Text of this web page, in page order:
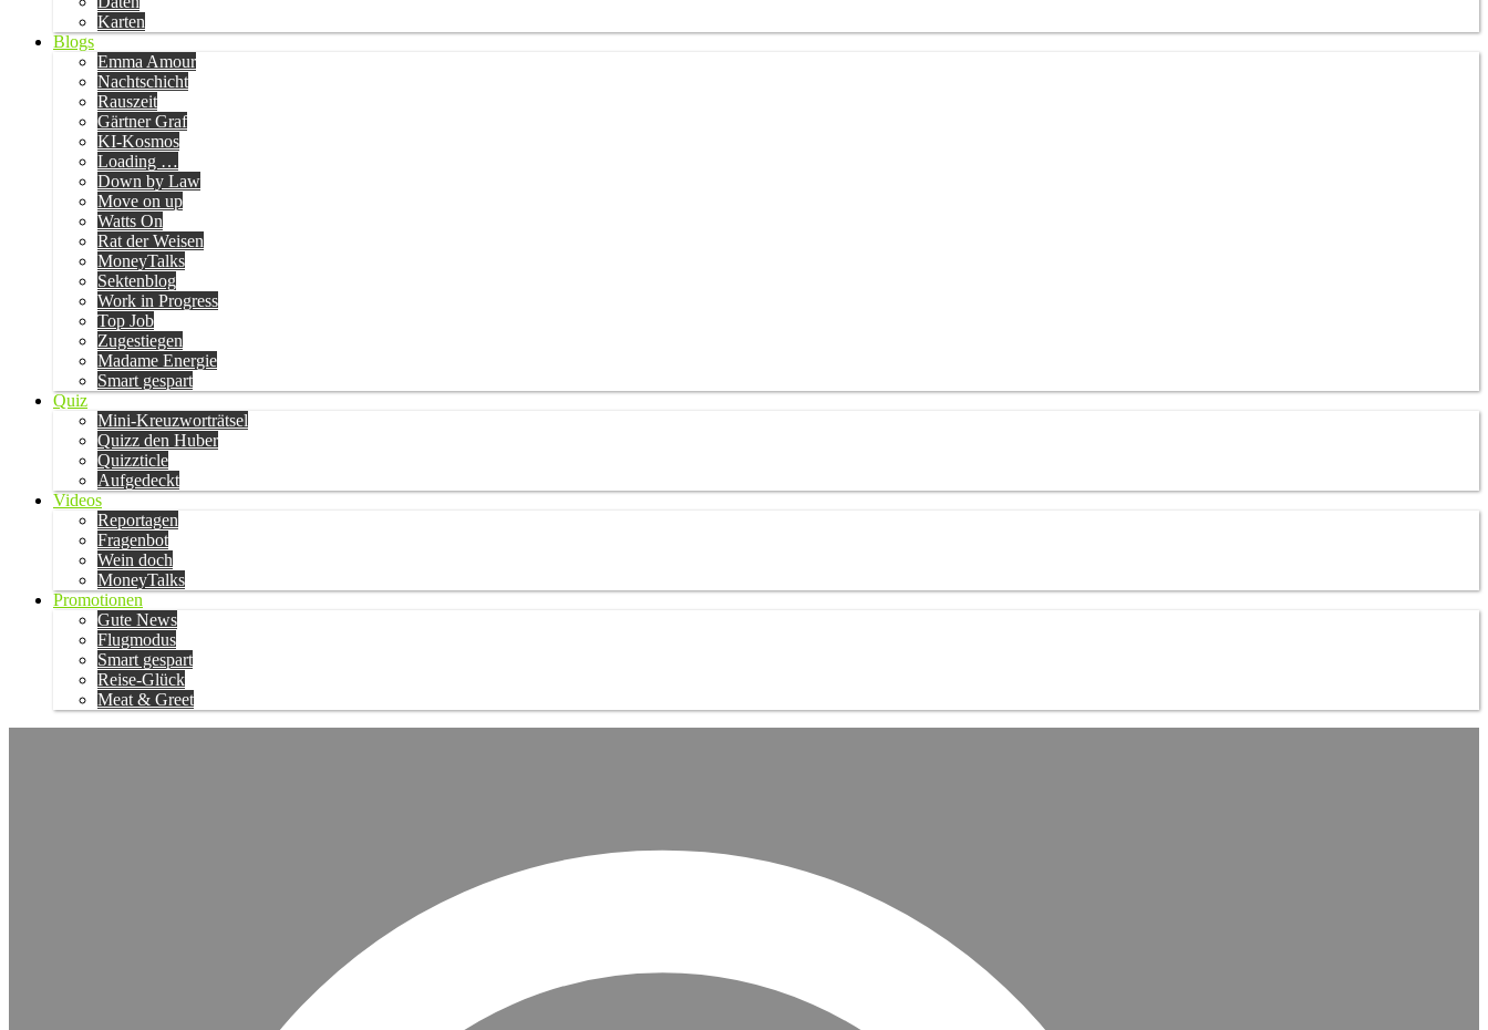
Karten
Blogs
Emma Amour
Nachtschicht
Rauszeit
Gärtner Graf
KI-Kosmos
Loading …
Down by Law
Move on up
Watts On
Rat der Weisen
MoneyTalks
Sektenblog
Work in Progress
Top Job
Zugestiegen
Madame Energie
Smart gespart
Quiz
Mini-Kreuzworträtsel
Quizz den Huber
Quizzticle
Aufgedeckt
Videos
Reportagen
Fragenbot
Wein doch
MoneyTalks
Promotionen
Gute News
Flugmodus
Smart gespart
Reise-Glück
Meat & Greet